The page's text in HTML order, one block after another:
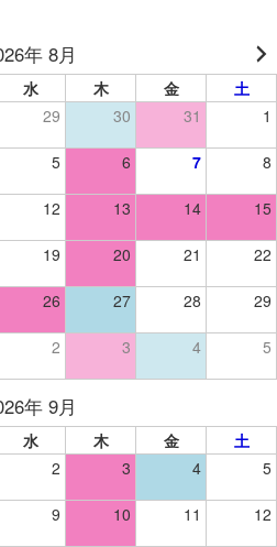
年 8月
水 木 金
土
29 30 31 1
5 6 7 8
12 13 14 15
19 20 21 22
26 27 28 29
2 3 4 5
年 9月
水 木 金
土
2 3 4 5
9 10 11 12